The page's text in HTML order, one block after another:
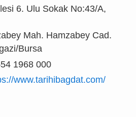
6. Ulu Sokak No:43/A,
Mah. Hamzabey Cad.
Bursa
1968 000
www.tarihibagdat.com/